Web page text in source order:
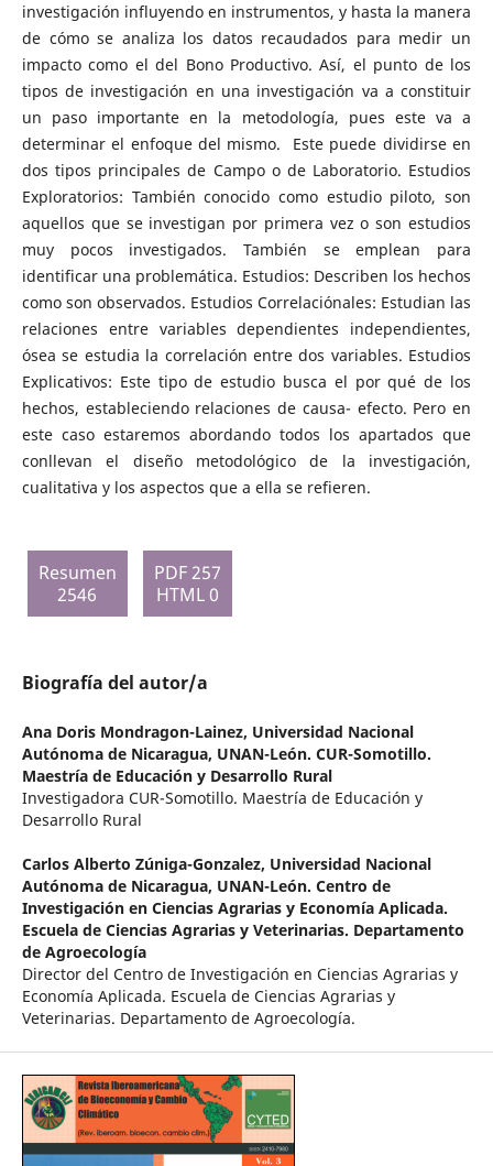
investigación influyendo en instrumentos, y hasta la manera
de cómo se analiza los datos recaudados para medir un
impacto como el del Bono Productivo. Así, el punto de los
tipos de investigación en una investigación va a constituir
un paso importante en la metodología, pues este va a
determinar el enfoque del mismo. Este puede dividirse en
dos tipos principales de Campo o de Laboratorio. Estudios
Exploratorios: También conocido como estudio piloto, son
aquellos que se investigan por primera vez o son estudios
muy pocos investigados. También se emplean para
identificar una problemática. Estudios: Describen los hechos
como son observados. Estudios Correlaciónales: Estudian las
relaciones entre variables dependientes independientes,
ósea se estudia la correlación entre dos variables. Estudios
Explicativos: Este tipo de estudio busca el por qué de los
hechos, estableciendo relaciones de causa- efecto. Pero en
este caso estaremos abordando todos los apartados que
conllevan el diseño metodológico de la investigación,
cualitativa y los aspectos que a ella se refieren.
Resumen
2546
PDF 257
HTML 0
Biografía del autor/a
Ana Doris Mondragon-Lainez, Universidad Nacional
Autónoma de Nicaragua, UNAN-León. CUR-Somotillo.
Maestría de Educación y Desarrollo Rural
Investigadora CUR-Somotillo. Maestría de Educación y
Desarrollo Rural
Carlos Alberto Zúniga-Gonzalez, Universidad Nacional
Autónoma de Nicaragua, UNAN-León. Centro de
Investigación en Ciencias Agrarias y Economía Aplicada.
Escuela de Ciencias Agrarias y Veterinarias. Departamento
de Agroecología
Director del Centro de Investigación en Ciencias Agrarias y
Economía Aplicada. Escuela de Ciencias Agrarias y
Veterinarias. Departamento de Agroecología.